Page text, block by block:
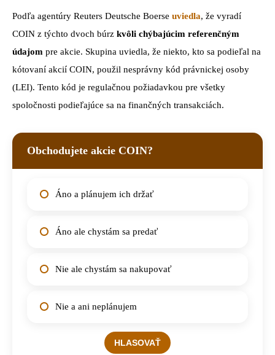
Podľa agentúry Reuters Deutsche Boerse uviedla, že vyradí
COIN z týchto dvoch búrz kvôli chýbajúcim referenčným
údajom pre akcie. Skupina uviedla, že niekto, kto sa podieľal na
kótovaní akcií COIN, použil nesprávny kód právnickej osoby
(LEI). Tento kód je regulačnou požiadavkou pre všetky
spoločnosti podieľajúce sa na finančných transakciách.
Obchodujete akcie COIN?
Áno a plánujem ich držať
Áno ale chystám sa predať
Nie ale chystám sa nakupovať
Nie a ani neplánujem